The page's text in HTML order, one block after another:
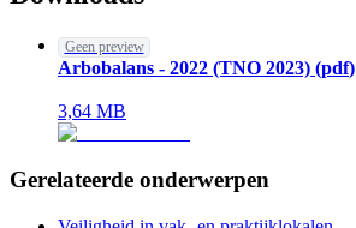
Geen preview
Arbobalans - 2022 (TNO 2023) (pdf)
3,64 MB
Gerelateerde onderwerpen